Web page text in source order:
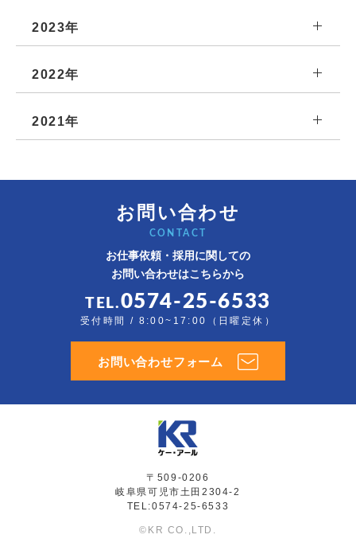
2023年
2022年
2021年
お問い合わせ
CONTACT
お仕事依頼・採用に関しての
お問い合わせはこちらから
TEL.0574-25-6533
受付時間 / 8:00~17:00（日曜定休）
お問い合わせフォーム
〒509-0206
岐阜県可児市土田2304-2
TEL:0574-25-6533
©KR CO.,LTD.